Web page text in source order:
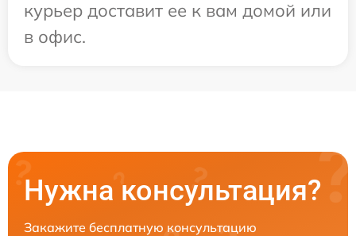
курьер доставит ее к вам домой или
в офис.
Нужна консультация?
Закажите бесплатную консультацию